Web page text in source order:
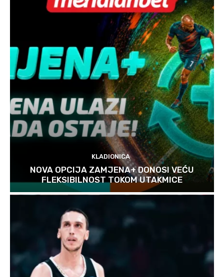
KLADIONICA
NOVA OPCIJA ZAMJENA+ DONOSI VEĆU
FLEKSIBILNOST TOKOM UTAKMICE